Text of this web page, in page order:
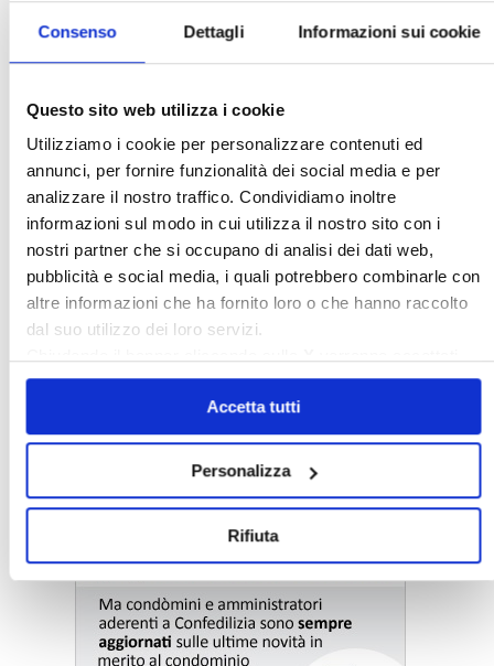
Consenso Dettagli Informazioni sui cookie
Questo sito web utilizza i cookie
Utilizziamo i cookie per personalizzare contenuti ed
annunci, per fornire funzionalità dei social media e per
analizzare il nostro traffico. Condividiamo inoltre
informazioni sul modo in cui utilizza il nostro sito con i
nostri partner che si occupano di analisi dei dati web,
pubblicità e social media, i quali potrebbero combinarle con
altre informazioni che ha fornito loro o che hanno raccolto
dal suo utilizzo dei loro servizi.
solo i cookie necessari.
Accetta tutti
Personalizza
Rifiuta
〉 Notizie e Banche dati